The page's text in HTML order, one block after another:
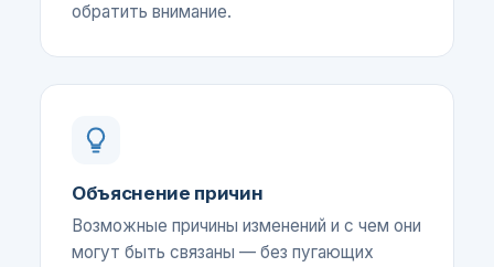
обратить внимание.
Объяснение причин
Возможные причины изменений и с чем они
могут быть связаны — без пугающих